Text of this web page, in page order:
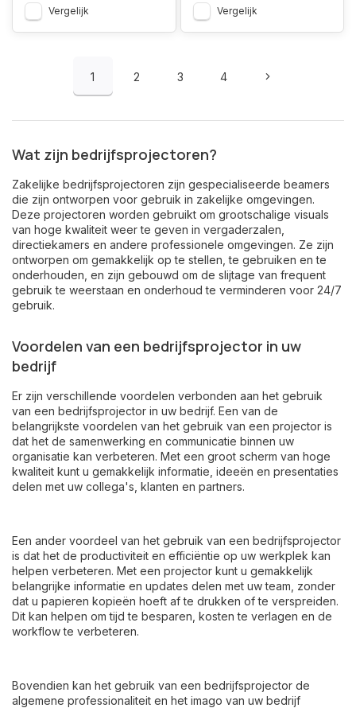
Vergelijk Vergelijk
1 2 3 4
Wat zijn bedrijfsprojectoren?
Zakelijke bedrijfsprojectoren zijn gespecialiseerde beamers
die zijn ontworpen voor gebruik in zakelijke omgevingen.
Deze projectoren worden gebruikt om grootschalige visuals
van hoge kwaliteit weer te geven in vergaderzalen,
directiekamers en andere professionele omgevingen. Ze zijn
ontworpen om gemakkelijk op te stellen, te gebruiken en te
onderhouden, en zijn gebouwd om de slijtage van frequent
gebruik te weerstaan en onderhoud te verminderen voor 24/7
gebruik.
Voordelen van een bedrijfsprojector in uw
bedrijf
Er zijn verschillende voordelen verbonden aan het gebruik
van een bedrijfsprojector in uw bedrijf. Een van de
belangrijkste voordelen van het gebruik van een projector is
dat het de samenwerking en communicatie binnen uw
organisatie kan verbeteren. Met een groot scherm van hoge
kwaliteit kunt u gemakkelijk informatie, ideeën en presentaties
delen met uw collega's, klanten en partners.
Een ander voordeel van het gebruik van een bedrijfsprojector
is dat het de productiviteit en efficiëntie op uw werkplek kan
helpen verbeteren. Met een projector kunt u gemakkelijk
belangrijke informatie en updates delen met uw team, zonder
dat u papieren kopieën hoeft af te drukken of te verspreiden.
Dit kan helpen om tijd te besparen, kosten te verlagen en de
workflow te verbeteren.
Bovendien kan het gebruik van een bedrijfsprojector de
algemene professionaliteit en het imago van uw bedrijf